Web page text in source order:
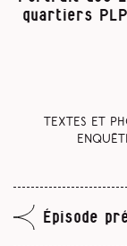
quartiers
Textes et
Épisode